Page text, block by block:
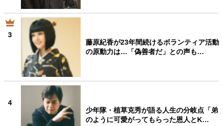
3
藤原紀香が23年間続けるボランティア活動
の原動力は…「偽善者だ」との声も…
4
少年隊・植草克秀が語る人生の分岐点「弟
のように可愛がってもらった恩人とK…